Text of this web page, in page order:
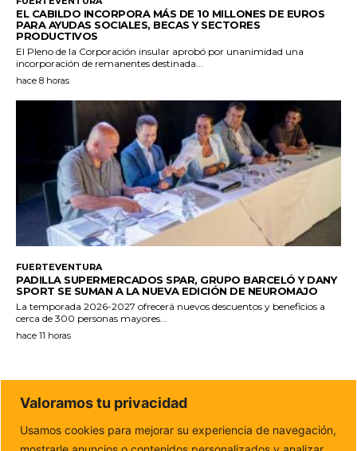
EL CABILDO INCORPORA MÁS DE 10 MILLONES DE EUROS
PARA AYUDAS SOCIALES, BECAS Y SECTORES
PRODUCTIVOS
El Pleno de la Corporación insular aprobó por unanimidad una
incorporación de remanentes destinada...
hace 8 horas
FUERTEVENTURA
PADILLA SUPERMERCADOS SPAR, GRUPO BARCELÓ Y DANY
SPORT SE SUMAN A LA NUEVA EDICIÓN DE NEUROMAJO
La temporada 2026-2027 ofrecerá nuevos descuentos y beneficios a
cerca de 300 personas mayores...
hace 11 horas